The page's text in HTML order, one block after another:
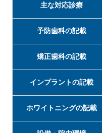
主な対応診療
予防歯科の記載
矯正歯科の記載
インプラントの記載
ホワイトニングの記載